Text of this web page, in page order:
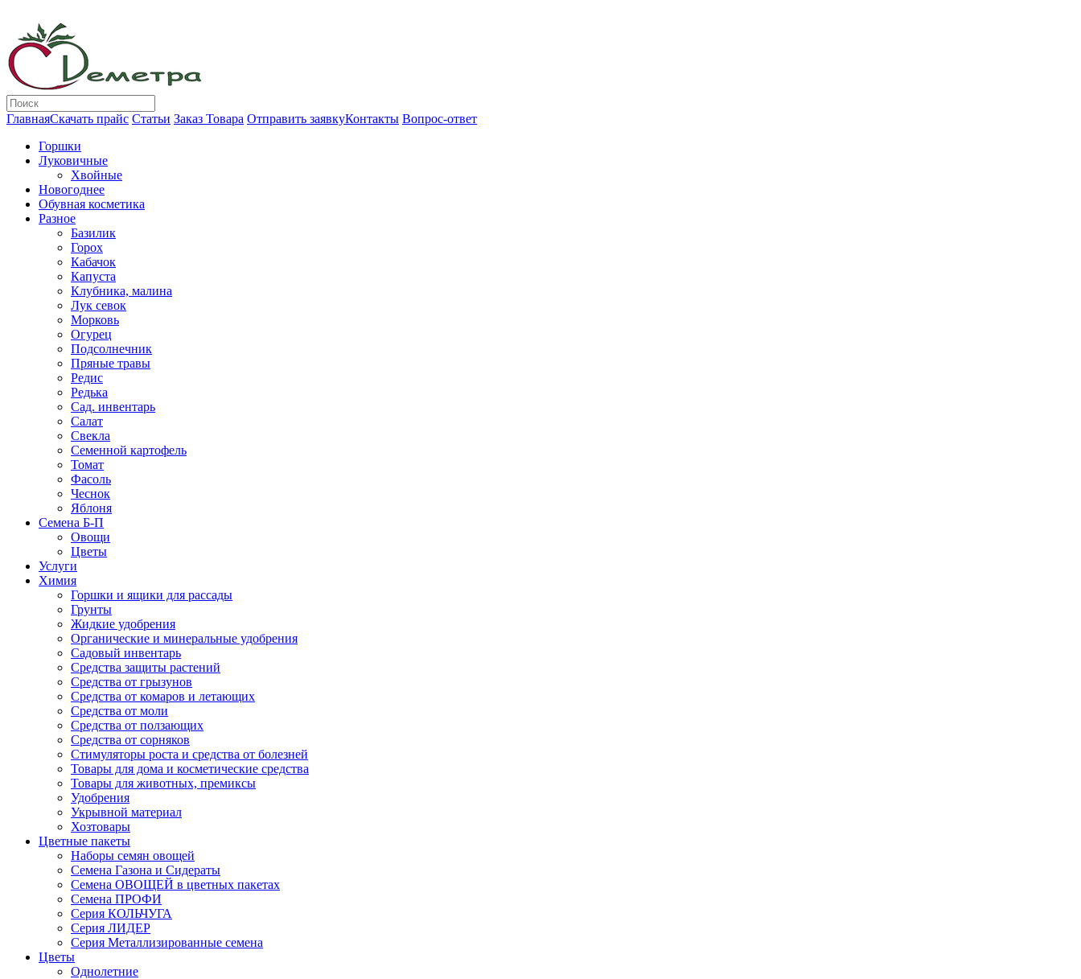
ГлавнаяСкачать прайс Статьи Заказ Товара Отправить заявкуКонтакты Вопрос-ответ
Горшки
Луковичные
Хвойные
Новогоднее
Обувная косметика
Разное
Базилик
Горох
Кабачок
Капуста
Клубника, малина
Лук севок
Морковь
Огурец
Подсолнечник
Пряные травы
Редис
Редька
Сад. инвентарь
Салат
Свекла
Семенной картофель
Томат
Фасоль
Чеснок
Яблоня
Семена Б-П
Овощи
Цветы
Услуги
Химия
Горшки и ящики для рассады
Грунты
Жидкие удобрения
Органические и минеральные удобрения
Садовый инвентарь
Средства защиты растений
Средства от грызунов
Средства от комаров и летающих
Средства от моли
Средства от ползающих
Средства от сорняков
Стимуляторы роста и средства от болезней
Товары для дома и косметические средства
Товары для животных, премиксы
Удобрения
Укрывной материал
Хозтовары
Цветные пакеты
Наборы семян овощей
Семена Газона и Сидераты
Семена ОВОЩЕЙ в цветных пакетах
Семена ПРОФИ
Серия КОЛЬЧУГА
Серия ЛИДЕР
Серия Металлизированные семена
Цветы
Однолетние